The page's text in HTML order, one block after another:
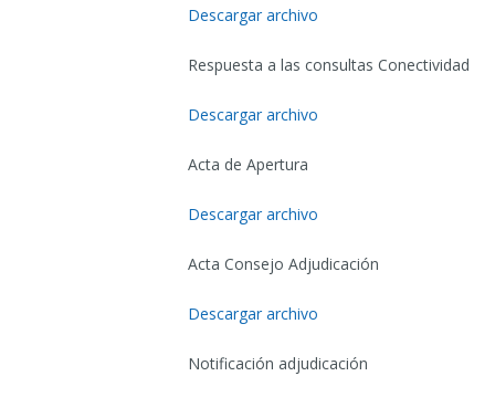
Descargar archivo
Respuesta a las consultas Conectividad
Descargar archivo
Acta de Apertura
Descargar archivo
Acta Consejo Adjudicación
Descargar archivo
Notificación adjudicación